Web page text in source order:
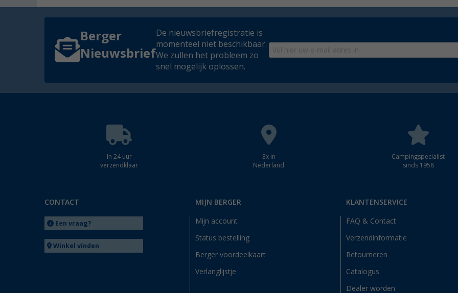
Berger
Nieuwsbrief
De nieuwsbriefregistratie is
momenteel niet beschikbaar.
We zullen het probleem zo
snel mogelijk oplossen.
In 24 uur
verzendklaar
3x in
Nederland
Campingspecialist
sinds 1958
CONTACT
Een vraag?
Winkel vinden
MIJN BERGER
Mijn account
Status bestelling
Berger voordeelkaart
Verlanglijstje
KLANTENSERVICE
FAQ & Contact
Verzendinformatie
Retourneren
Catalogus
Dealer worden